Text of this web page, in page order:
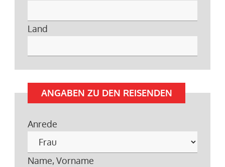
Land
ANGABEN ZU DEN REISENDEN
Anrede
Name, Vorname